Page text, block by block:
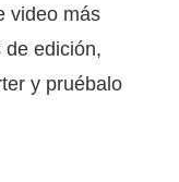
video más
de edición,
y pruébalo